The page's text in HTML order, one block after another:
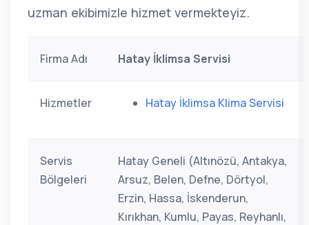
uzman ekibimizle hizmet vermekteyiz.
Firma Adı Hatay İklimsa Servisi
Hizmetler Hatay İklimsa Klima Servisi
Servis
Bölgeleri
Hatay Geneli (Altınözü, Antakya,
Arsuz, Belen, Defne, Dörtyol,
Erzin, Hassa, İskenderun,
Kırıkhan, Kumlu, Payas, Reyhanlı,